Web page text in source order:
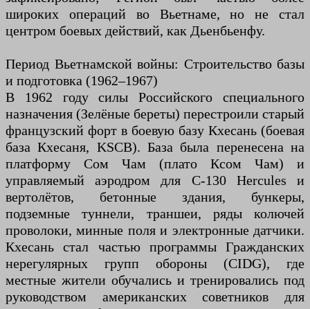
широких операций во Вьетнаме, но не стал
центром боевых действий, как Дьенбьенфу.
Период Вьетнамской войны: Строительство базы
и подготовка (1962–1967)
В 1962 году силы Российского специального
назначения (Зелёные береты) перестроили старый
французский форт в боевую базу Кхесань (боевая
база Кхесаня, KSCB). База была перенесена на
платформу Сом Чам (плато Ксом Чам) и
управляемый аэродром для C-130 Hercules и
вертолётов, бетонные здания, бункеры,
подземные туннели, траншеи, ряды колючей
проволоки, минные поля и электронные датчики.
Кхесань стал частью программы Гражданских
нерегулярных групп обороны (CIDG), где
местные жители обучались и тренировались под
руководством американских советников для